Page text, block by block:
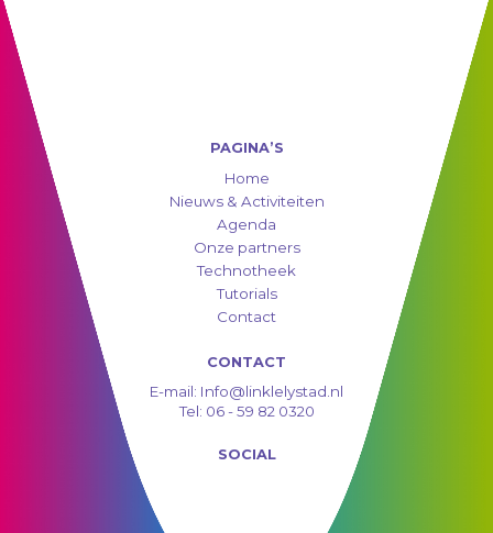
PAGINA’S
Home
Nieuws & Activiteiten
Agenda
Onze partners
Technotheek
Tutorials
Contact
CONTACT
E-mail: Info@linklelystad.nl
Tel: 06 - 59 82 0320
SOCIAL